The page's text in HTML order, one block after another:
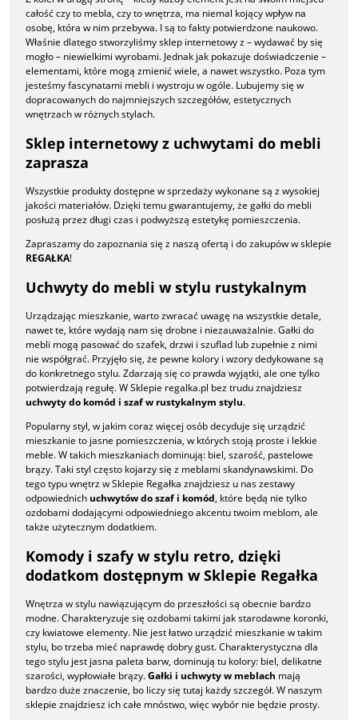
całość czy to mebla, czy to wnętrza, ma niemal kojący wpływ na
osobę, która w nim przebywa. I są to fakty potwierdzone naukowo.
Właśnie dlatego stworzyliśmy sklep internetowy z – wydawać by się
mogło – niewielkimi wyrobami. Jednak jak pokazuje doświadczenie –
elementami, które mogą zmienić wiele, a nawet wszystko. Poza tym
jesteśmy fascynatami mebli i wystroju w ogóle. Lubujemy się w
dopracowanych do najmniejszych szczegółów, estetycznych
wnętrzach w różnych stylach.
Sklep internetowy z uchwytami do mebli
zaprasza
Wszystkie produkty dostępne w sprzedaży wykonane są z wysokiej
jakości materiałów. Dzięki temu gwarantujemy, że gałki do mebli
posłużą przez długi czas i podwyższą estetykę pomieszczenia.
Zapraszamy do zapoznania się z naszą ofertą i do zakupów w sklepie
REGAŁKA!
Uchwyty do mebli w stylu rustykalnym
Urządzając mieszkanie, warto zwracać uwagę na wszystkie detale,
nawet te, które wydają nam się drobne i niezauważalnie. Gałki do
mebli mogą pasować do szafek, drzwi i szuflad lub zupełnie z nimi
nie współgrać. Przyjęło się, że pewne kolory i wzory dedykowane są
do konkretnego stylu. Zdarzają się co prawda wyjątki, ale one tylko
potwierdzają regułę. W Sklepie regalka.pl bez trudu znajdziesz
uchwyty do komód i szaf w rustykalnym stylu.
Popularny styl, w jakim coraz więcej osób decyduje się urządzić
mieszkanie to jasne pomieszczenia, w których stoją proste i lekkie
meble. W takich mieszkaniach dominują: biel, szarość, pastelowe
brązy. Taki styl często kojarzy się z meblami skandynawskimi. Do
tego typu wnętrz w Sklepie Regałka znajdziesz u nas zestawy
odpowiednich uchwytów do szaf i komód, które będą nie tylko
ozdobami dodającymi odpowiedniego akcentu twoim meblom, ale
także użytecznym dodatkiem.
Komody i szafy w stylu retro, dzięki
dodatkom dostępnym w Sklepie Regałka
Wnętrza w stylu nawiązującym do przeszłości są obecnie bardzo
modne. Charakteryzuje się ozdobami takimi jak starodawne koronki,
czy kwiatowe elementy. Nie jest łatwo urządzić mieszkanie w takim
stylu, bo trzeba mieć naprawdę dobry gust. Charakterystyczna dla
tego stylu jest jasna paleta barw, dominują tu kolory: biel, delikatne
szarości, wypłowiałe brązy.Gałki i uchwyty w meblach mają
bardzo duże znaczenie, bo liczy się tutaj każdy szczegół. W naszym
sklepie znajdziesz ich całe mnóstwo, więc wybór nie będzie prosty.